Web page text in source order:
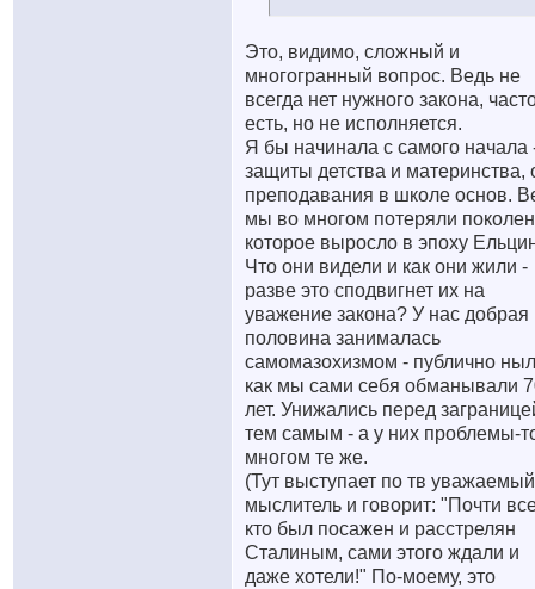
Это, видимо, сложный и
многогранный вопрос. Ведь не
всегда нет нужного закона,
есть, но не исполняется.
Я бы начинала с самого начала
защиты детства и материнства,
преподавания в школе основ.
мы во многом потеряли
которое выросло в эпоху
Что они видели и как они жили -
разве это сподвигнет их на
уважение закона? У нас добрая
половина занималась
самомазохизмом - публично
как мы сами себя обманывали
лет. Унижались перед
тем самым - а у них проблемы-
многом те же.
(Тут выступает по тв уважаемый
мыслитель и говорит: "Почти
кто был посажен и расстрелян
Сталиным, сами этого ждали и
даже хотели!" По-моему, это